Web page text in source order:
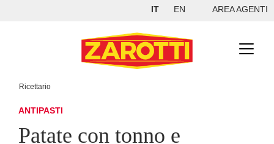
IT EN AREA AGENTI
Ricettario
ANTIPASTI
Patate con tonno e